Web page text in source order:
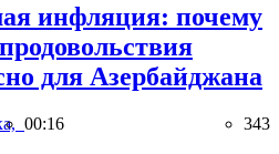
инфляция: почему
для Азербайджана
00:16 343